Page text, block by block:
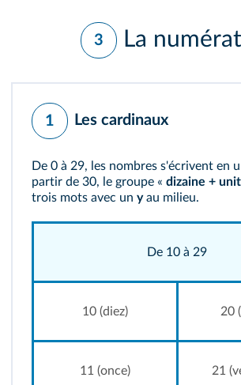
3 La
1 Les cardinaux
De 0 à 29, les nombres s'écrivent en
partir de 30, le groupe « dizaine +
trois mots avec un yau milieu.
De 10 à 29
10 (diez) 20
11 (once) 21